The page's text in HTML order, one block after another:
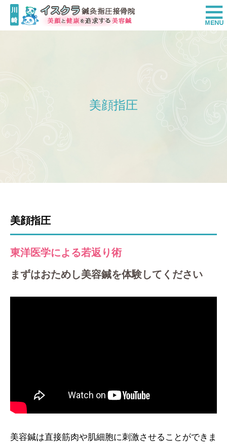
美顔指圧
美顔指圧
東洋医学による若返り術
まずはおためし美容鍼を体験してください
美容鍼は直接筋肉や肌細胞に刺激させることができま